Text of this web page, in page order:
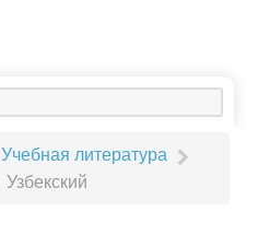
Учебная литература
Узбекский